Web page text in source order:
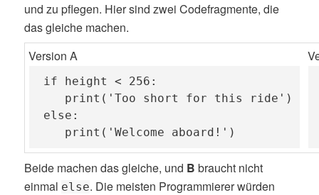
und zu pflegen. Hier sind zwei Codefragmente, die
das gleiche machen.
Version A
if height < 256:
   print('Too short for this ride')
else:
   print('Welcome aboard!')
Beide machen das gleiche, und B braucht nicht
einmal else. Die meisten Programmierer würden